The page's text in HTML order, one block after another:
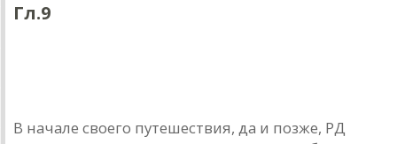
Гл.9
В начале своего путешествия, да и позже, РД